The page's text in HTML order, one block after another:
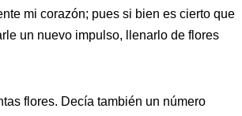
mi corazón; pues si bien es cierto que
un nuevo impulso, llenarlo de flores
flores. Decía también un número